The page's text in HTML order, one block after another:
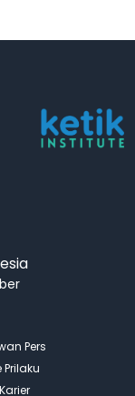
Pers
Karier